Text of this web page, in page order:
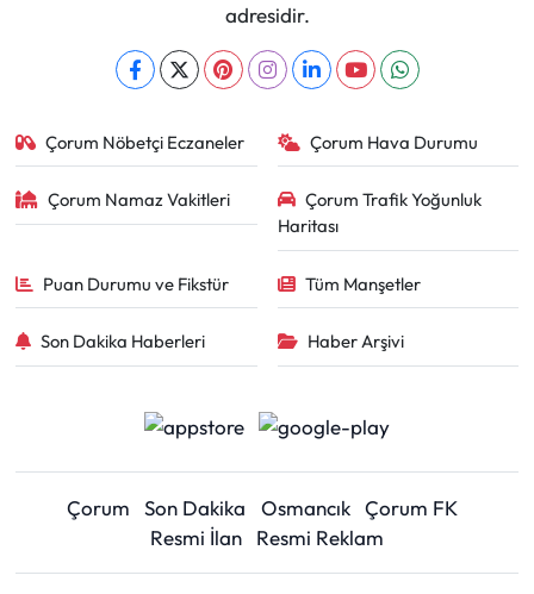
adresidir.
Çorum Nöbetçi Eczaneler Çorum Hava Durumu
Çorum Namaz Vakitleri
Çorum Trafik Yoğunluk
Haritası
Puan Durumu ve Fikstür Tüm Manşetler
Son Dakika Haberleri Haber Arşivi
Çorum Son Dakika Osmancık Çorum FK
Resmi İlan
Resmi Reklam